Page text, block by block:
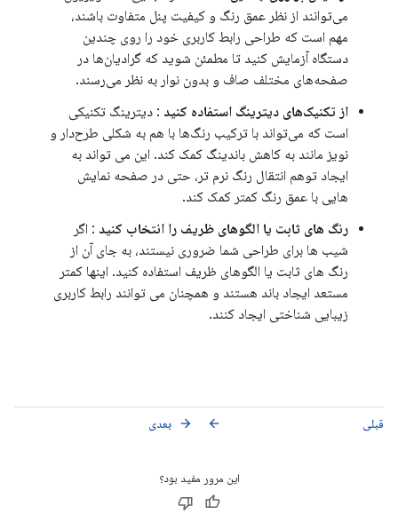
می‌توانند از نظر عمق رنگ و کیفیت پنل متفاوت باشند،
مهم است که طراحی رابط کاربری خود را روی چندین
دستگاه آزمایش کنید تا مطمئن شوید که گرادیان‌ها در
صفحه‌های مختلف صاف و بدون نوار به نظر می‌رسند.
از تکنیک‌های دیترینگ استفاده کنید : دیترینگ تکنیکی
است که می‌تواند با ترکیب رنگ‌ها با هم به شکلی طرح‌دار و
نویز مانند به کاهش باندینگ کمک کند. این می تواند به
ایجاد توهم انتقال رنگ نرم تر، حتی در صفحه نمایش
هایی با عمق رنگ کمتر کمک کند.
رنگ های ثابت یا الگوهای ظریف را انتخاب کنید : اگر
شیب ها برای طراحی شما ضروری نیستند، به جای آن از
رنگ های ثابت یا الگوهای ظریف استفاده کنید. اینها کمتر
مستعد ایجاد باند هستند و همچنان می توانند رابط کاربری
زیبایی شناختی ایجاد کنند.
قبلی arrow_back بعدی arrow_forward
این مرور مفید بود؟